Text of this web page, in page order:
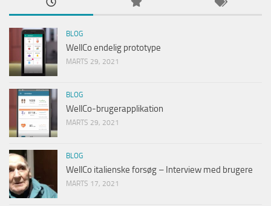
BLOG
WellCo endelig prototype
MARTS 29, 2021
BLOG
WellCo-brugerapplikation
MARTS 29, 2021
BLOG
WellCo italienske forsøg – Interview med brugere
MARTS 17, 2021